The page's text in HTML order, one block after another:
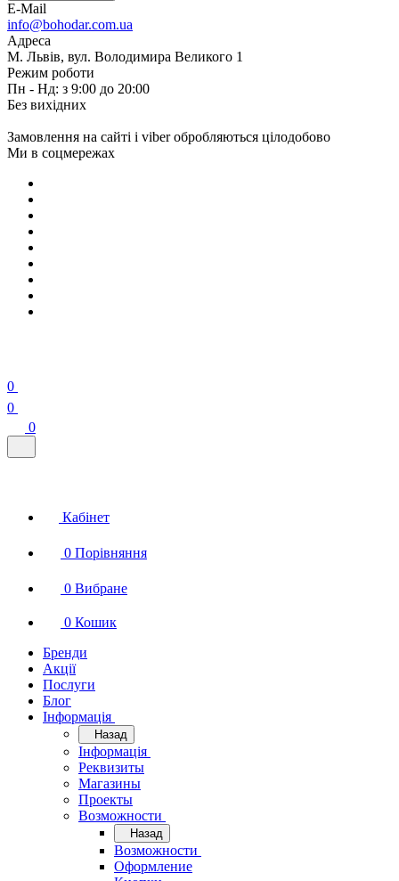
E-Mail
info@bohodar.com.ua
Адреса
М. Львів, вул. Володимира Великого 1
Режим роботи
Пн - Нд: з 9:00 до 20:00
Без вихідних
Замовлення на сайті і viber обробляються цілодобово
Ми в соцмережах
0
0
0
Кабінет
0 Порівняння
0 Вибране
0 Кошик
Бренди
Акції
Послуги
Блог
Інформація
Назад
Інформація
Реквизиты
Магазины
Проекты
Возможности
Назад
Возможности
Оформление